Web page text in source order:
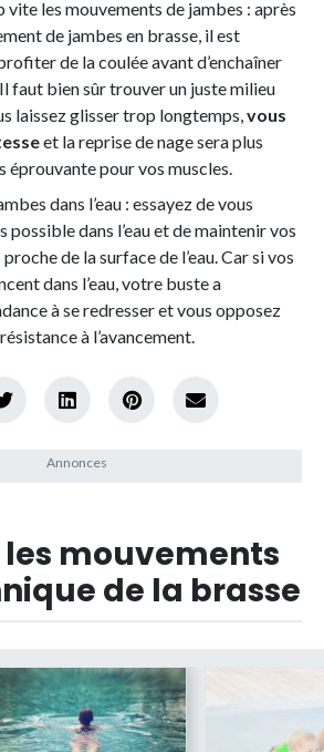
vite les mouvements de jambes : après
de jambes en brasse, il est
de la coulée avant d’enchaîner
faut bien sûr trouver un juste milieu
laissez glisser trop longtemps,vous
et la reprise de nage sera plus
éprouvante pour vos muscles.
dans l’eau : essayez de vous
possible dans l’eau et de maintenir vos
de la surface de l’eau. Car si vos
dans l’eau, votre buste a
à se redresser et vous opposez
à l’avancement.
mouvements
de la brasse